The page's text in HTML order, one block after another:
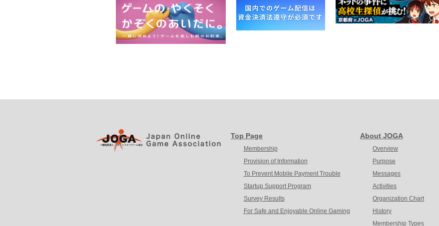
Top Page
Membership
Provision of Information
To Prevent Mobile Payment Trouble
Startup Support Program
Survey Results
For Safe and Enjoyable Online Gaming
About JOGA
Overview
Purpose
Messages
Activities
Organization Chart
History
Membership Types